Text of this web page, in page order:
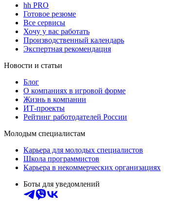
hh PRO
Готовое резюме
Все сервисы
Хочу у вас работать
Производственный календарь
Экспертная рекомендация
Новости и статьи
Блог
О компаниях в игровой форме
Жизнь в компании
ИТ-проекты
Рейтинг работодателей России
Молодым специалистам
Карьера для молодых специалистов
Школа программистов
Карьера в некоммерческих организациях
Боты для уведомлений